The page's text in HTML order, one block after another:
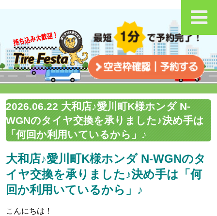
2026.06.22 大和店♪愛川町K様ホンダ N-
WGNのタイヤ交換を承りました♪決め手は
「何回か利用いているから」♪
大和店♪愛川町K様ホンダ N-WGNのタ
イヤ交換を承りました♪決め手は「何
回か利用いているから」♪
こんにちは！